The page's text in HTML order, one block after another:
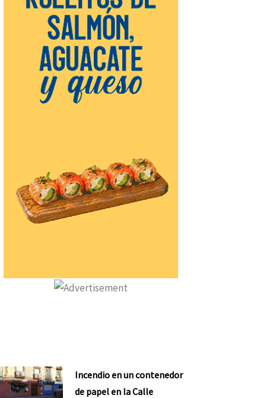
Incendio en un contenedor
de papel en la Calle